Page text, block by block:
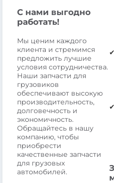
С нами выгодно
работать!
Мы ценим каждого
клиента и стремимся
предложить лучшие
условия сотрудничества.
Наши запчасти для
грузовиков
обеспечивают высокую
производительность,
долговечность и
экономичность.
Обращайтесь в нашу
компанию, чтобы
приобрести
качественные запчасти
для грузовых
автомобилей.